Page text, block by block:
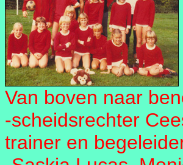
Van boven naar
-scheidsrechter
trainer en